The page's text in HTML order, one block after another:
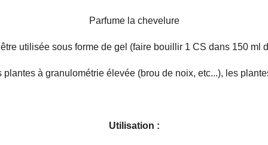
Parfume la chevelure
utilisée sous forme de gel (faire bouillir 1 CS dans 150 ml
à granulométrie élevée (brou de noix, etc...), les
Utilisation :